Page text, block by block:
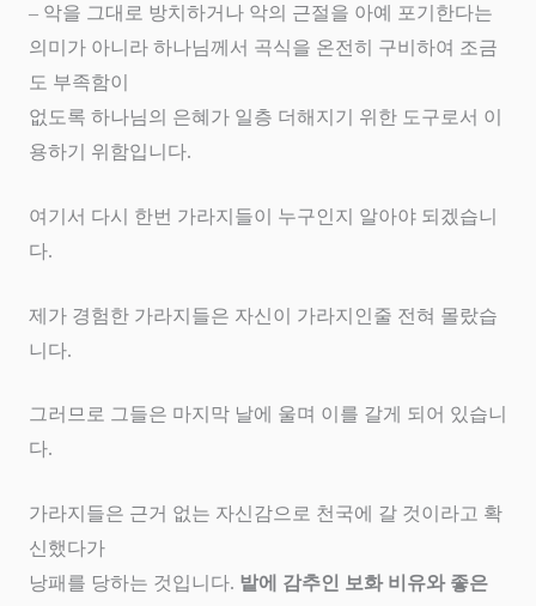
– 악을 그대로 방치하거나 악의 근절을 아예 포기한다는
의미가 아니라 하나님께서 곡식을 온전히 구비하여 조금
도 부족함이
없도록 하나님의 은혜가 일층 더해지기 위한 도구로서 이
용하기 위함입니다.
여기서 다시 한번 가라지들이 누구인지 알아야 되겠습니
다.
제가 경험한 가라지들은 자신이 가라지인줄 전혀 몰랐습
니다.
그러므로 그들은 마지막 날에 울며 이를 갈게 되어 있습니
다.
가라지들은 근거 없는 자신감으로 천국에 갈 것이라고 확
신했다가
낭패를 당하는 것입니다. 밭에 감추인 보화 비유와 좋은